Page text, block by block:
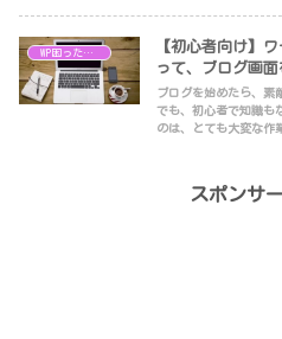
WP困ったシリーズ
【初心者向け】
って、ブログ画面
ブログを始めたら、素
でも、初心者で知識も
のは、とても大変な作
スポンサ